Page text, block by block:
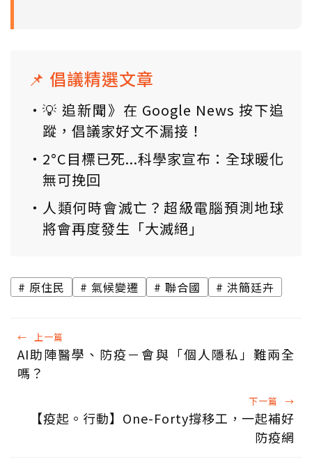
📌 倡議精選文章
💡 追新聞》在 Google News 按下追
蹤，倡議家好文不漏接！
2°C目標已死...科學家宣布：全球暖化
無可挽回
人類何時會滅亡？超級電腦預測地球
將會再度發生「大滅絕」
原住民 氣候變遷 聯合國 洪簡廷卉
← 上一篇
AI助陣醫學、防疫－會與「個人隱私」難兩全
嗎？
下一篇 →
【疫起。行動】One-Forty撐移工，一起補好
防疫網